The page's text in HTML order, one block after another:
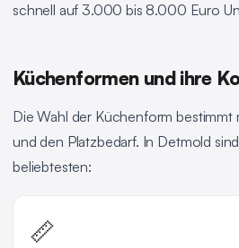
schnell auf 3.000 bis 8.000 Euro
Küchenformen und ihre
Die Wahl der Küchenform bestimmt
und den Platzbedarf. In Detmold
beliebtesten:
📏